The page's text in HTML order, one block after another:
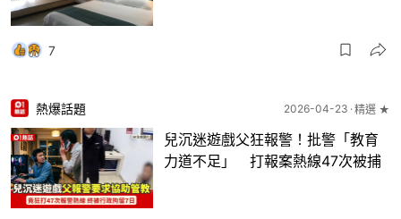
7
熱爆話題 2026-04-23 精選 ★
兒沉迷遊戲父狂報警！批警「教育
力道不足」 打報案熱線47次被捕